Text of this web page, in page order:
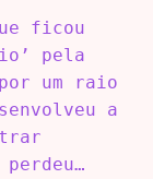
ficou
pela
um raio
a